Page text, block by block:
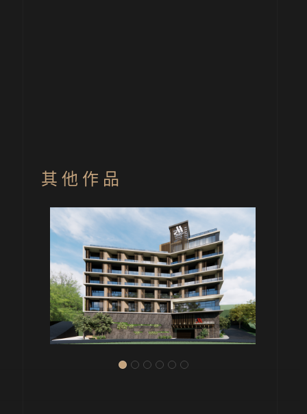
其 他 作 品
水社旅館 H